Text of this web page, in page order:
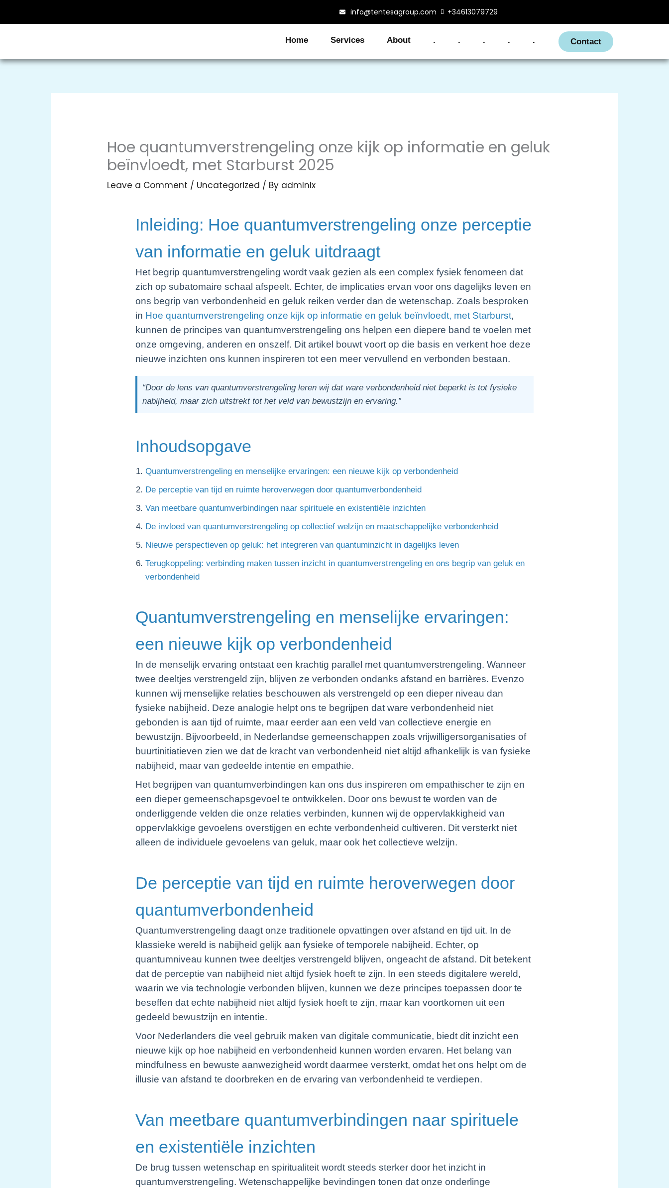
info@tentesagroup.com +34613079729
Home Services About . . . . . Contact
Hoe quantumverstrengeling onze kijk op informatie en geluk
beïnvloedt, met Starburst 2025
Leave a Comment / Uncategorized / By admlnlx
Inleiding: Hoe quantumverstrengeling onze perceptie
van informatie en geluk uitdraagt
Het begrip quantumverstrengeling wordt vaak gezien als een complex fysiek fenomeen dat
zich op subatomaire schaal afspeelt. Echter, de implicaties ervan voor ons dagelijks leven en
ons begrip van verbondenheid en geluk reiken verder dan de wetenschap. Zoals besproken
in Hoe quantumverstrengeling onze kijk op informatie en geluk beïnvloedt, met Starburst,
kunnen de principes van quantumverstrengeling ons helpen een diepere band te voelen met
onze omgeving, anderen en onszelf. Dit artikel bouwt voort op die basis en verkent hoe deze
nieuwe inzichten ons kunnen inspireren tot een meer vervullend en verbonden bestaan.
“Door de lens van quantumverstrengeling leren wij dat ware verbondenheid niet beperkt is tot fysieke
nabijheid, maar zich uitstrekt tot het veld van bewustzijn en ervaring.”
Inhoudsopgave
Quantumverstrengeling en menselijke ervaringen: een nieuwe kijk op verbondenheid
De perceptie van tijd en ruimte heroverwegen door quantumverbondenheid
Van meetbare quantumverbindingen naar spirituele en existentiële inzichten
De invloed van quantumverstrengeling op collectief welzijn en maatschappelijke verbondenheid
Nieuwe perspectieven op geluk: het integreren van quantuminzicht in dagelijks leven
Terugkoppeling: verbinding maken tussen inzicht in quantumverstrengeling en ons begrip van geluk en
verbondenheid
Quantumverstrengeling en menselijke ervaringen:
een nieuwe kijk op verbondenheid
In de menselijk ervaring ontstaat een krachtig parallel met quantumverstrengeling. Wanneer
twee deeltjes verstrengeld zijn, blijven ze verbonden ondanks afstand en barrières. Evenzo
kunnen wij menselijke relaties beschouwen als verstrengeld op een dieper niveau dan
fysieke nabijheid. Deze analogie helpt ons te begrijpen dat ware verbondenheid niet
gebonden is aan tijd of ruimte, maar eerder aan een veld van collectieve energie en
bewustzijn. Bijvoorbeeld, in Nederlandse gemeenschappen zoals vrijwilligersorganisaties of
buurtinitiatieven zien we dat de kracht van verbondenheid niet altijd afhankelijk is van fysieke
nabijheid, maar van gedeelde intentie en empathie.
Het begrijpen van quantumverbindingen kan ons dus inspireren om empathischer te zijn en
een dieper gemeenschapsgevoel te ontwikkelen. Door ons bewust te worden van de
onderliggende velden die onze relaties verbinden, kunnen wij de oppervlakkigheid van
oppervlakkige gevoelens overstijgen en echte verbondenheid cultiveren. Dit versterkt niet
alleen de individuele gevoelens van geluk, maar ook het collectieve welzijn.
De perceptie van tijd en ruimte heroverwegen door
quantumverbondenheid
Quantumverstrengeling daagt onze traditionele opvattingen over afstand en tijd uit. In de
klassieke wereld is nabijheid gelijk aan fysieke of temporele nabijheid. Echter, op
quantumniveau kunnen twee deeltjes verstrengeld blijven, ongeacht de afstand. Dit betekent
dat de perceptie van nabijheid niet altijd fysiek hoeft te zijn. In een steeds digitalere wereld,
waarin we via technologie verbonden blijven, kunnen we deze principes toepassen door te
beseffen dat echte nabijheid niet altijd fysiek hoeft te zijn, maar kan voortkomen uit een
gedeeld bewustzijn en intentie.
Voor Nederlanders die veel gebruik maken van digitale communicatie, biedt dit inzicht een
nieuwe kijk op hoe nabijheid en verbondenheid kunnen worden ervaren. Het belang van
mindfulness en bewuste aanwezigheid wordt daarmee versterkt, omdat het ons helpt om de
illusie van afstand te doorbreken en de ervaring van verbondenheid te verdiepen.
Van meetbare quantumverbindingen naar spirituele
en existentiële inzichten
De brug tussen wetenschap en spiritualiteit wordt steeds sterker door het inzicht in
quantumverstrengeling. Wetenschappelijke bevindingen tonen dat onze onderlinge